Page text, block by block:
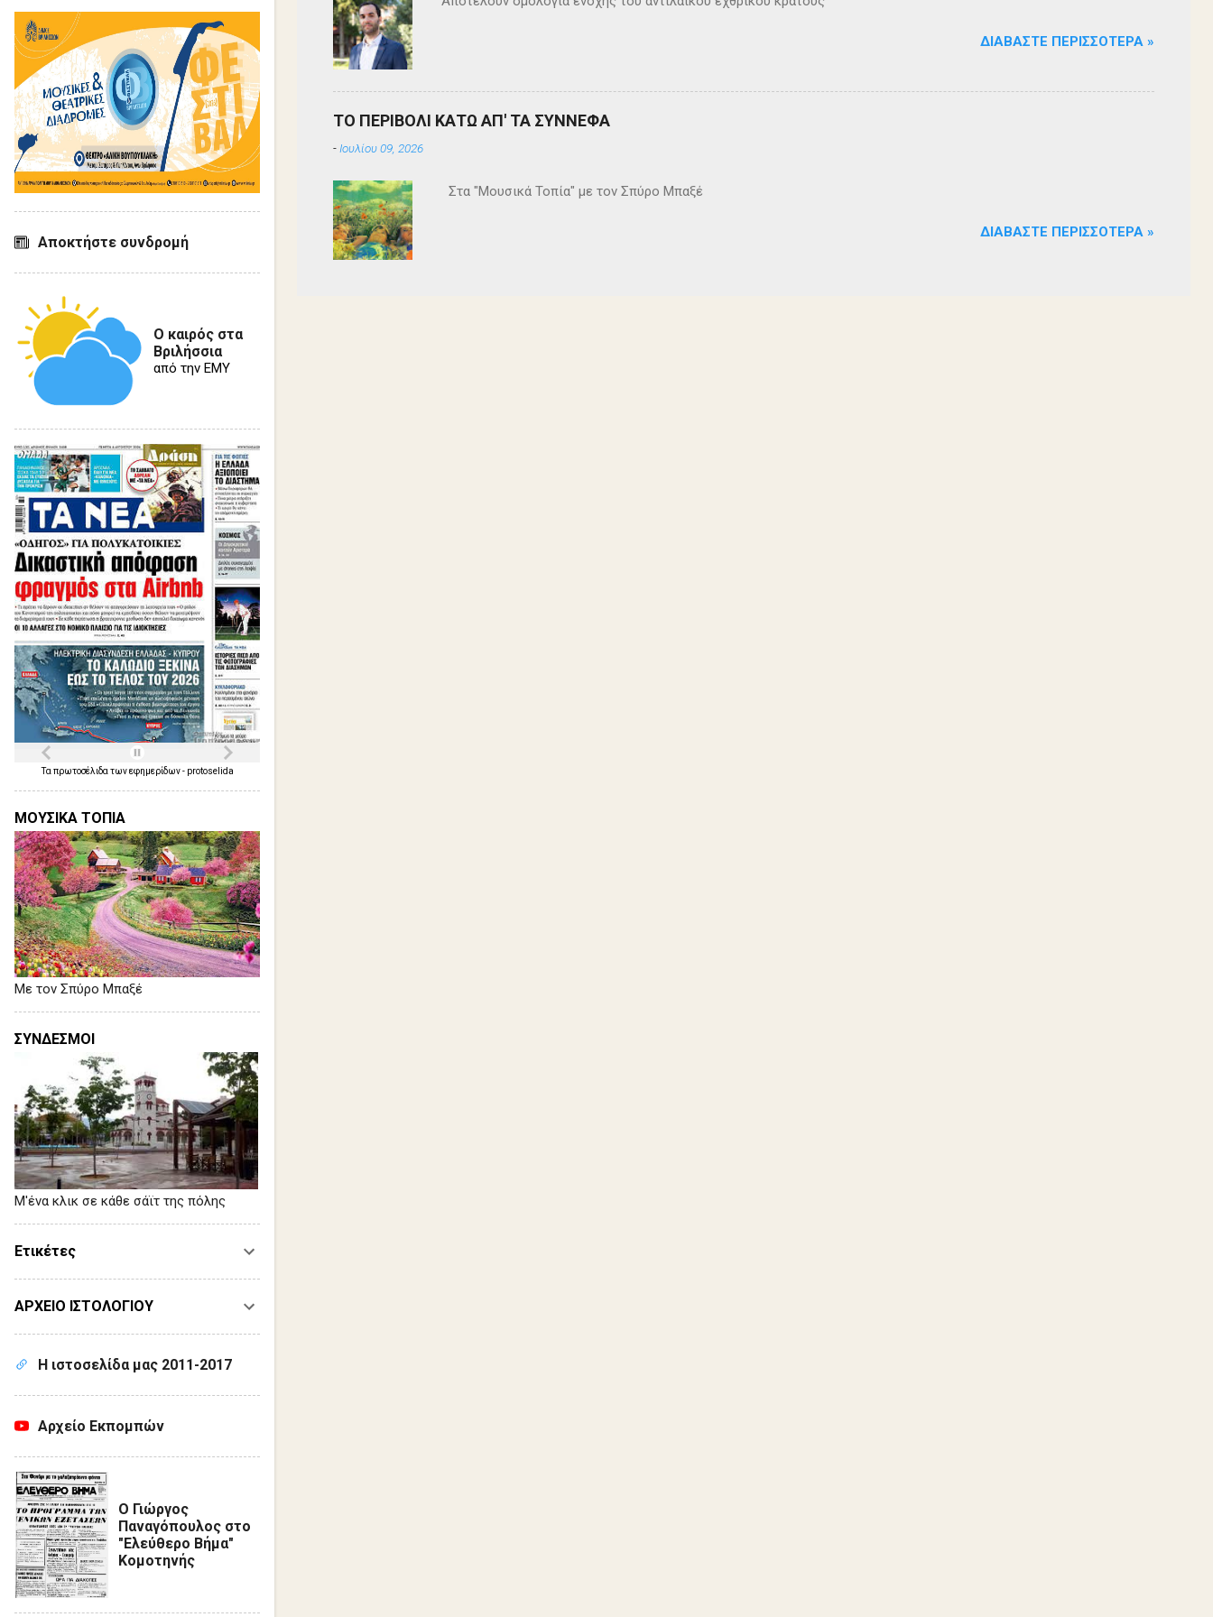
ΔΙΑΒΆΣΤΕ ΠΕΡΙΣΣΌΤΕΡΑ »
ΤΟ ΠΕΡΙΒΟΛΙ ΚΑΤΩ ΑΠ' ΤΑ ΣΥΝΝΕΦΑ
- Ιουλίου 09, 2026
Στα "Μουσικά Τοπία" με τον Σπύρο Μπαξέ
ΔΙΑΒΆΣΤΕ ΠΕΡΙΣΣΌΤΕΡΑ »
Αποκτήστε συνδρομή
Ο καιρός στα
Βριλήσσια
από την ΕΜΥ
Τα πρωτοσέλιδα τωνεφημερίδων- protoselida
ΜΟΥΣΙΚΑ ΤΟΠΙΑ
Με τον Σπύρο Μπαξέ
ΣΥΝΔΕΣΜΟΙ
Μ'ένα κλικ σε κάθε σάϊτ της πόλης
Ετικέτες
ΑΡΧΕΙΟ ΙΣΤΟΛΟΓΙΟΥ
Η ιστοσελίδα μας 2011-2017
Αρχείο Εκπομπών
Ο Γιώργος
Παναγόπουλος στο
"Ελεύθερο Βήμα"
Κομοτηνής